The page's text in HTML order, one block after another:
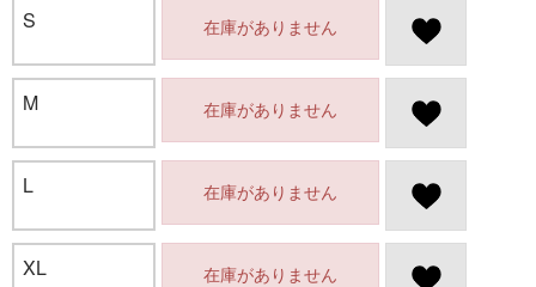
S 在庫がありません
M 在庫がありません
L 在庫がありません
XL 在庫がありません